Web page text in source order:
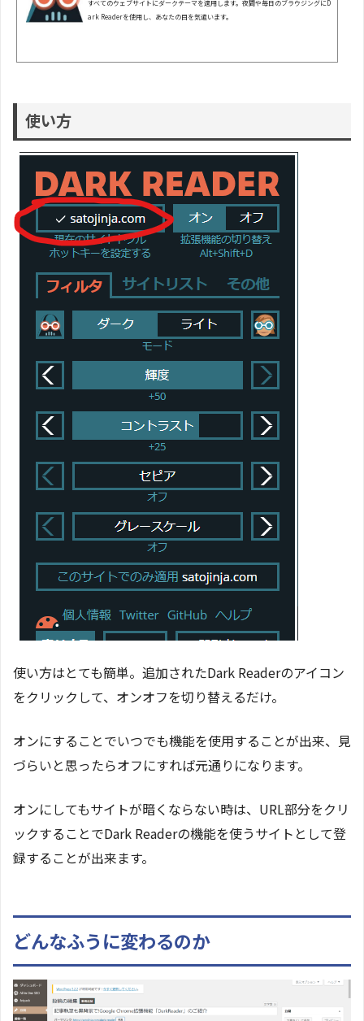
すべてのウェブサイトにダークテーマを適用します。夜間や毎日のブラウジングにD
ark Readerを使用し、あなたの目を気遣います。
使い方
使い方はとても簡単。追加されたDark Readerのアイコン
をクリックして、オンオフを切り替えるだけ。
オンにすることでいつでも機能を使用することが出来、見
づらいと思ったらオフにすれば元通りになります。
オンにしてもサイトが暗くならない時は、URL部分をクリ
ックすることでDark Readerの機能を使うサイトとして登
録することが出来ます。
どんなふうに変わるのか